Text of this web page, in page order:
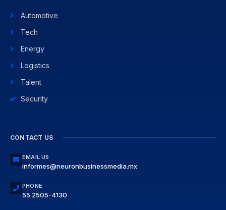
Automotive
Tech
Energy
Logistics
Talent
Security
CONTACT US
EMAIL US
informes@neuronbusinessmedia.mx
PHONE
55 2505-4130